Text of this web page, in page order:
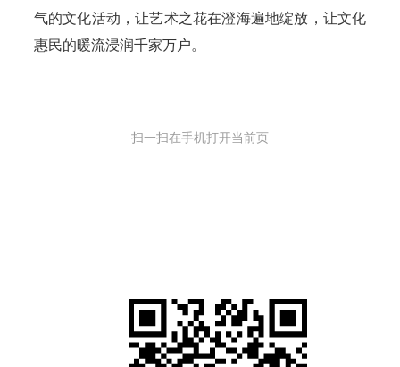
气的文化活动，让艺术之花在澄海遍地绽放，让文化
惠民的暖流浸润千家万户。
扫一扫在手机打开当前页